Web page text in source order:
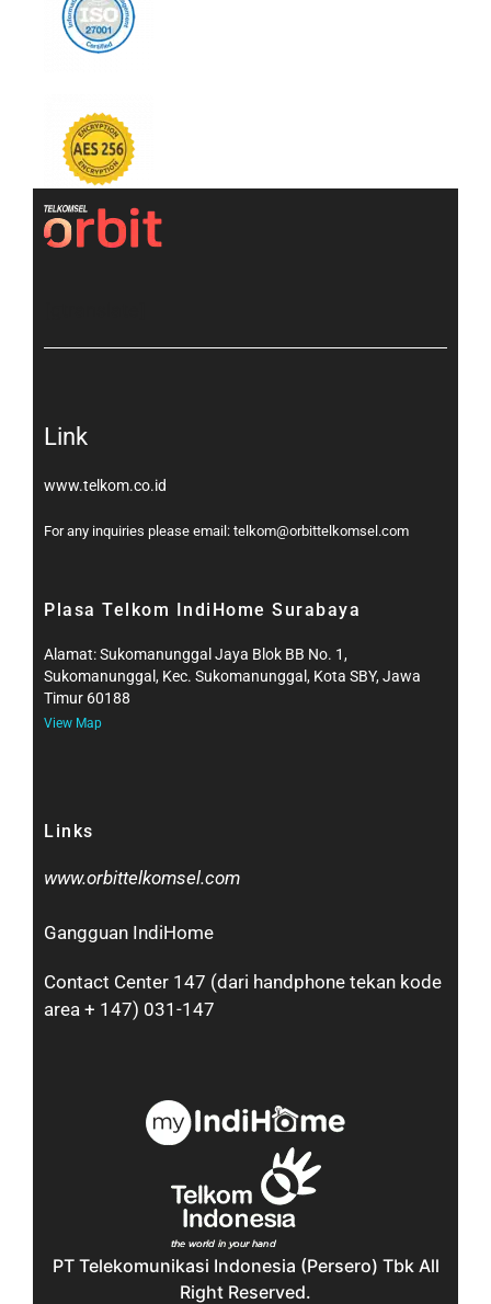
Link
www.telkom.co.id
For any inquiries please email: telkom@orbittelkomsel.com
Plasa Telkom IndiHome Surabaya
Alamat: Sukomanunggal Jaya Blok BB No. 1,
Sukomanunggal, Kec. Sukomanunggal, Kota SBY, Jawa
Timur 60188
View Map
Links
www.orbittelkomsel.com
Gangguan IndiHome
Contact Center 147 (dari handphone tekan kode
area + 147) 031-147
PT Telekomunikasi Indonesia (Persero) Tbk All
Right Reserved.